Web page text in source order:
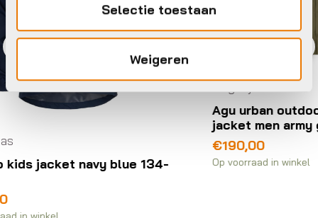
Selectie toestaan
Weigeren
Regenjas
Agu urban outdoor long parka
Op voorraad in winkel